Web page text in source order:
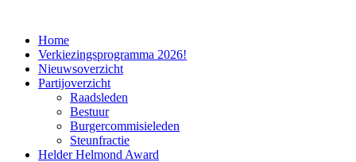
Home
Verkiezingsprogramma 2026!
Nieuwsoverzicht
Partijoverzicht
Raadsleden
Bestuur
Burgercommisieleden
Steunfractie
Helder Helmond Award